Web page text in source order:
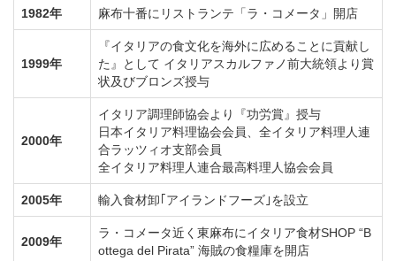
1982年 麻布十番にリストランテ「ラ・コメータ」開店
1999年
『イタリアの食文化を海外に広めることに貢献し
た』として イタリアスカルファノ前大統領より賞
状及びブロンズ授与
2000年
イタリア調理師協会より『功労賞』授与
日本イタリア料理協会会員、全イタリア料理人連
合ラッツィオ支部会員
全イタリア料理人連合最高料理人協会会員
2005年 輸入食材卸｢アイランドフーズ｣を設立
2009年
ラ・コメータ近く東麻布にイタリア食材SHOP “B
ottega del Pirata” 海賊の食糧庫を開店